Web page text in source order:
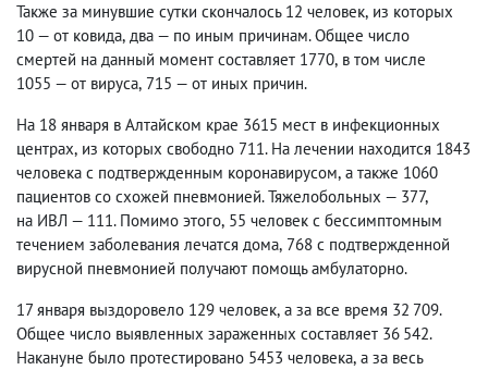
Также за минувшие сутки скончалось 12 человек, из которых
10 — от ковида, два — по иным причинам. Общее число
смертей на данный момент составляет 1770, в том числе
1055 — от вируса, 715 — от иных причин.
На 18 января в Алтайском крае 3615 мест в инфекционных
центрах, из которых свободно 711. На лечении находится 1843
человека с подтвержденным коронавирусом, а также 1060
пациентов со схожей пневмонией. Тяжелобольных — 377,
на ИВЛ — 111. Помимо этого, 55 человек с бессимптомным
течением заболевания лечатся дома, 768 с подтвержденной
вирусной пневмонией получают помощь амбулаторно.
17 января выздоровело 129 человек, а за все время 32 709.
Общее число выявленных зараженных составляет 36 542.
Накануне было протестировано 5453 человека, а за весь